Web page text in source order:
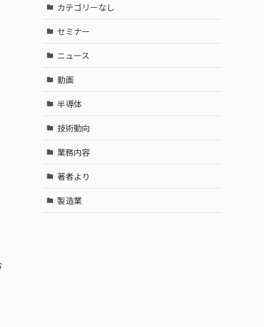
カテゴリーなし
セミナー
ニュース
動画
半導体
技術動向
業務内容
著者より
製造業